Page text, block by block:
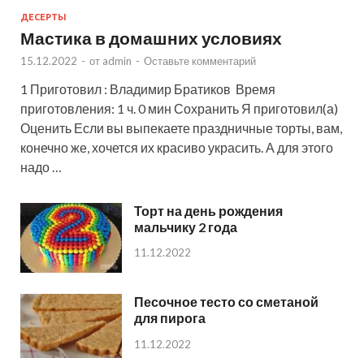
ДЕСЕРТЫ
Мастика в домашних условиях
15.12.2022 - от admin - Оставьте комментарий
1 Приготовил : Владимир Братиков Время
приготовления: 1 ч. 0 мин Сохранить Я приготовил(а)
Оценить Если вы выпекаете праздничные торты, вам,
конечно же, хочется их красиво украсить. А для этого
надо …
Торт на день рождения
мальчику 2 года
11.12.2022
Песочное тесто со сметаной
для пирога
11.12.2022